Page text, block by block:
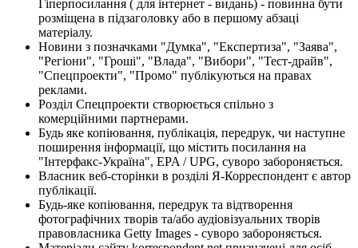
Гіперпосилання ( для інтернет - видань) - повинна бути
розміщена в підзаголовку або в першому абзаці
матеріалу.
Новини з позначками "Думка", "Експертиза", "Заява",
"Регіони", "Гроші", "Влада", "Вибори", "Тест-драйв",
"Спецпроекти", "Промо" публікуються на правах
реклами.
Розділ Спецпроекти створюється спільно з
комерційними партнерами.
Будь яке копіювання, публікація, передрук, чи наступне
поширення інформації, що містить посилання на
"Інтерфакс-Україна", EPA / UPG, суворо забороняється.
Власник веб-сторінки в розділі Я-Корреспондент є автор
публікації.
Будь-яке копіювання, передрук та відтворення
фотографічних творів та/або аудіовізуальних творів
правовласника Getty Images - суворо забороняється.